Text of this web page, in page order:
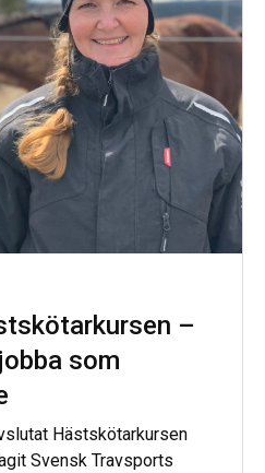
–
som
Hästskötarkursen
Svensk Travsports